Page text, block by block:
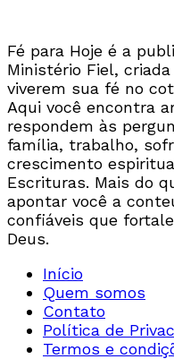
Fé para Hoje é a
Ministério Fiel,
viverem sua fé no
Aqui você encontra
respondem às
família, trabalho,
crescimento
Escrituras. Mais do
apontar você a
confiáveis que
Deus.
Início
Quem somos
Contato
Política de
Termos e